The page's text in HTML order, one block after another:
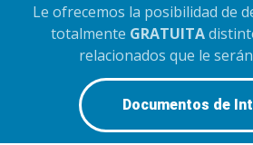
Le ofrecemos la posibilidad de
totalmente GRATUITA
relacionados que le
Documentos de